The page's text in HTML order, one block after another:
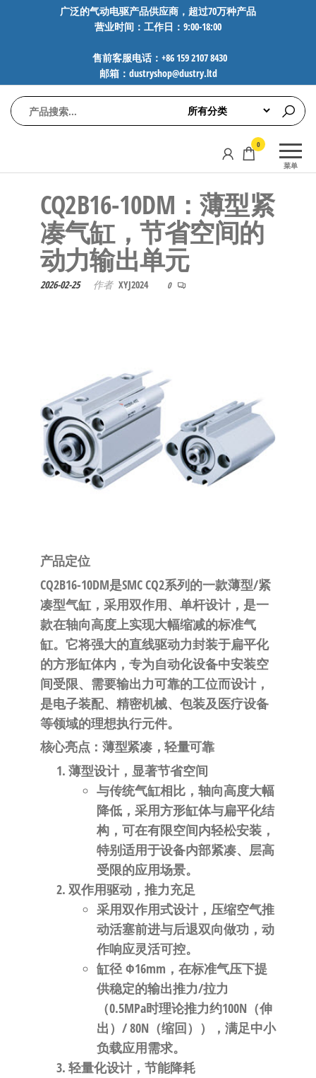
广泛的气动电驱产品供应商，超过70万种产品
营业时间：工作日：9:00-18:00
售前客服电话：+86 159 2107 8430
邮箱：dustryshop@dustry.ltd
动
FESTO、
AVENTICS等
品牌气动
元件，超
过88万种
工业自动
化零部
菜单
0
CQ2B16-10DM：薄型紧
凑气缸，节省空间的
动力输出单元
2026-02-25 作者 XYJ2024 0
产品定位
CQ2B16-10DM是SMC CQ2系列的一款薄型/紧
凑型气缸，采用双作用、单杆设计，是一
款在轴向高度上实现大幅缩减的标准气
缸。它将强大的直线驱动力封装于扁平化
的方形缸体内，专为自动化设备中安装空
间受限、需要输出力可靠的工位而设计，
是电子装配、精密机械、包装及医疗设备
等领域的理想执行元件。
核心亮点：薄型紧凑，轻量可靠
薄型设计，显著节省空间
与传统气缸相比，轴向高度大幅
降低，采用方形缸体与扁平化结
构，可在有限空间内轻松安装，
特别适用于设备内部紧凑、层高
受限的应用场景。
双作用驱动，推力充足
采用双作用式设计，压缩空气推
动活塞前进与后退双向做功，动
作响应灵活可控。
缸径 Φ16mm ，在标准气压下提
供稳定的输出推力/拉力
（0.5MPa时理论推力约100N（伸
出）/ 80N（缩回） ），满足中小
负载应用需求。
轻量化设计，节能降耗